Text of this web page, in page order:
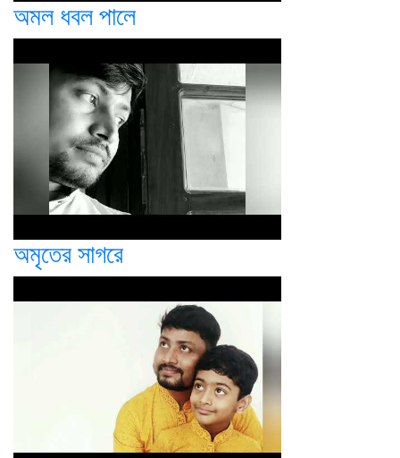
অমল ধবল পালে
অমৃতের সাগরে